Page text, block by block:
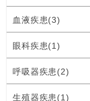
血液疾患(3)
眼科疾患(1)
呼吸器疾患(2)
生殖器疾患(1)